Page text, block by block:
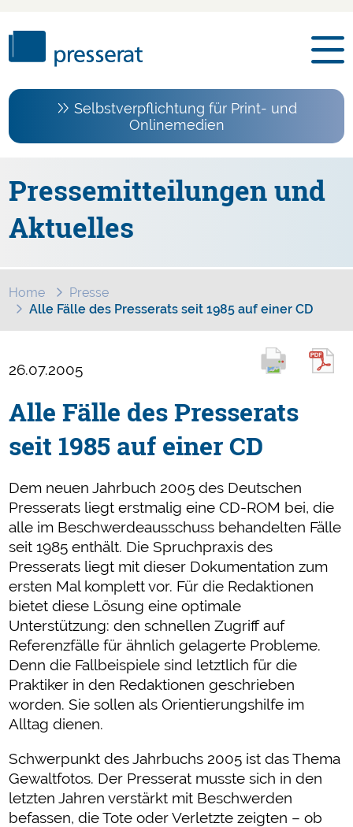
Selbstverpflichtung für Print- und
Onlinemedien
Pressemitteilungen und
Aktuelles
Home
Presse
Alle Fälle des Presserats seit 1985 auf einer CD
26.07.2005
Alle Fälle des Presserats
seit 1985 auf einer CD
Dem neuen Jahrbuch 2005 des Deutschen
Presserats liegt erstmalig eine CD-ROM bei, die
alle im Beschwerdeausschuss behandelten Fälle
seit 1985 enthält. Die Spruchpraxis des
Presserats liegt mit dieser Dokumentation zum
ersten Mal komplett vor. Für die Redaktionen
bietet diese Lösung eine optimale
Unterstützung: den schnellen Zugriff auf
Referenzfälle für ähnlich gelagerte Probleme.
Denn die Fallbeispiele sind letztlich für die
Praktiker in den Redaktionen geschrieben
worden. Sie sollen als Orientierungshilfe im
Alltag dienen.
Schwerpunkt des Jahrbuchs 2005 ist das Thema
Gewaltfotos. Der Presserat musste sich in den
letzten Jahren verstärkt mit Beschwerden
befassen, die Tote oder Verletzte zeigten – ob